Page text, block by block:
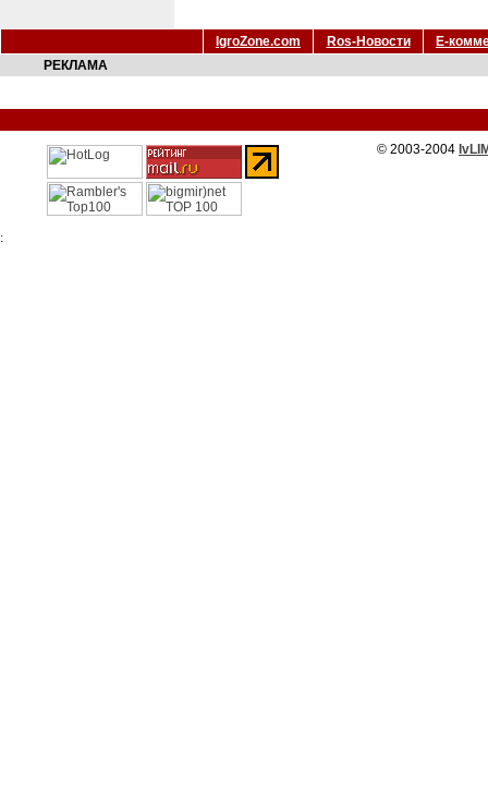
IgroZone.com Ros-Новости
Е-
РЕКЛАМА
© 2003-2004
: